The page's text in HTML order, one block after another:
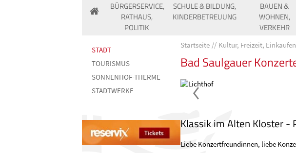
BÜRGERSERVICE,
RATHAUS,
POLITIK
SCHULE & BILDUNG,
KINDERBETREUUNG
BAUEN &
WOHNEN,
VERKEHR
STADT
TOURISMUS
SONNENHOF-THERME
STADTWERKE
Startseite Kultur, Freizeit, Einkaufen
Bad Saulgauer
Lichthof
Klassik im Alten Kloster
Liebe Konzertfreundinnen, liebe